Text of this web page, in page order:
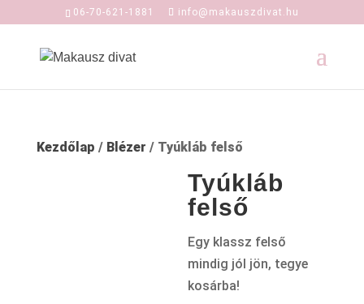
06-70-621-1881 info@makauszdivat.hu
Kezdőlap / Blézer / Tyúkláb felső
Tyúkláb
felső
Egy klassz felső
mindig jól jön, tegye
kosárba!